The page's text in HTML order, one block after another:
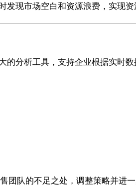
现市场空白和资源浪费，实现资
分析工具，支持企业根据实时数
队的不足之处，调整策略并进一